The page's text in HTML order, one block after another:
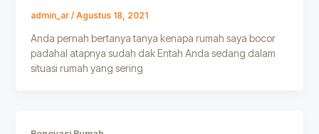
admin_ar / Agustus 18, 2021
Anda pernah bertanya tanya kenapa rumah saya bocor
padahal atapnya sudah dak Entah Anda sedang dalam
situasi rumah yang sering